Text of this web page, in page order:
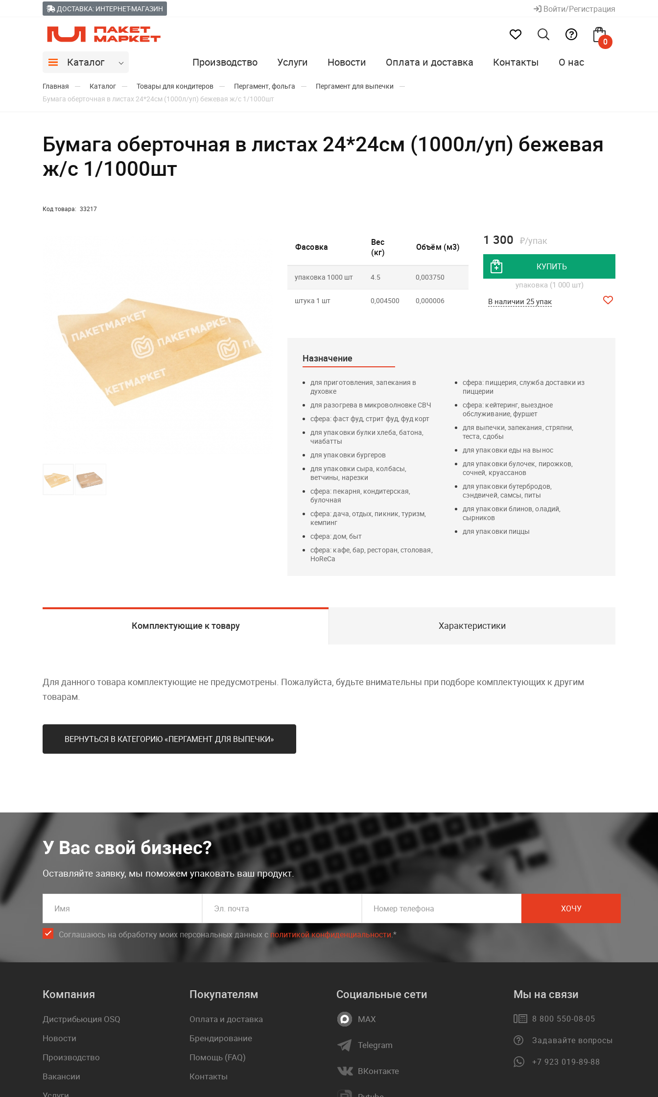
ДОСТАВКА: ИНТЕРНЕТ-МАГАЗИН Войти/Регистрация
0
Каталог Производство Услуги Новости Оплата и доставка Контакты О нас
Главная Каталог Товары для кондитеров Пергамент, фольга
Пергамент для выпечки
Бумага оберточная в листах 24*24см (1000л/уп) бежевая ж/с 1/1000шт
Бумага оберточная в листах 24*24см (1000л/уп) бежевая
ж/с 1/1000шт
Код товара: 33217
Фасовка
Вес
(кг)
Объём (м3)
упаковка 1000 шт 4.5 0,003750
штука 1 шт 0,004500 0,000006
1 300 ₽/упак
КУПИТЬ
упаковка (1 000 шт)
В наличии 25 упак
Назначение
для приготовления, запекания в
духовке
для разогрева в микроволновке СВЧ
сфера: фаст фуд, стрит фуд, фуд корт
для упаковки булки хлеба, батона,
чиабатты
для упаковки бургеров
для упаковки сыра, колбасы,
ветчины, нарезки
сфера: пекарня, кондитерская,
булочная
сфера: дача, отдых, пикник, туризм,
кемпинг
сфера: дом, быт
сфера: кафе, бар, ресторан, столовая,
HoReCa
сфера: пиццерия, служба доставки из
пиццерии
сфера: кейтеринг, выездное
обслуживание, фуршет
для выпечки, запекания, стряпни,
теста, сдобы
для упаковки еды на вынос
для упаковки булочек, пирожков,
сочней, круассанов
для упаковки бутербродов,
сэндвичей, самсы, питы
для упаковки блинов, оладий,
сырников
для упаковки пиццы
Комплектующие к товару Характеристики
Для данного товара комплектующие не предусмотрены. Пожалуйста, будьте внимательны при подборе комплектующих к другим
товарам.
ВЕРНУТЬСЯ В КАТЕГОРИЮ «ПЕРГАМЕНТ ДЛЯ ВЫПЕЧКИ»
У Вас свой бизнес?
Оставляйте заявку, мы поможем упаковать ваш продукт.
Имя Эл. почта Номер телефона ХОЧУ
Соглашаюсь на обработку моих персональных данных c политикой конфиденциальности.*
Компания
Дистрибьюция OSQ
Новости
Производство
Вакансии
Покупателям
Оплата и доставка
Брендирование
Помощь (FAQ)
Контакты
Социальные сети
MAX
Telegram
ВКонтакте
Мы на связи
8 800 550-08-05
Задавайте вопросы
+7 923 019-89-88